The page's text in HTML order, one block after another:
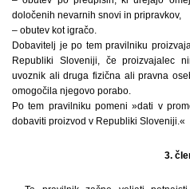
določenih nevarnih snovi in pripravkov,
– obutev kot igračo.
Dobavitelj je po tem pravilniku
Republiki Sloveniji, če proizvajalec
uvoznik ali druga fizična ali pravna
omogočila njegovo porabo.
Po tem pravilniku pomeni »dati v
dobaviti proizvod v Republiki Sloveniji.«
3.